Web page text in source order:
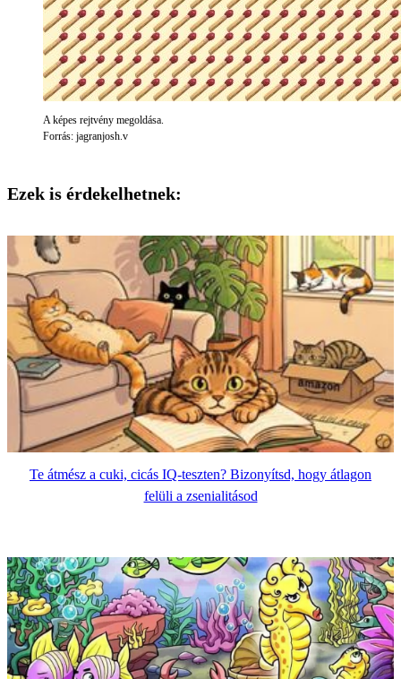
A képes rejtvény megoldása.
Forrás: jagranjosh.v
Ezek is érdekelhetnek:
Te átmész a cuki, cicás IQ-teszten? Bizonyítsd, hogy átlagon
felüli a zsenialitásod